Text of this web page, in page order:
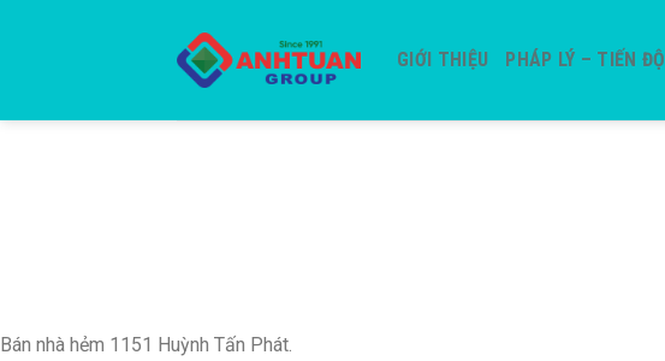
GIỚI THIỆU PHÁP LÝ – TIẾN ĐỘ
Bán nhà hẻm 1151 Huỳnh Tấn Phát.